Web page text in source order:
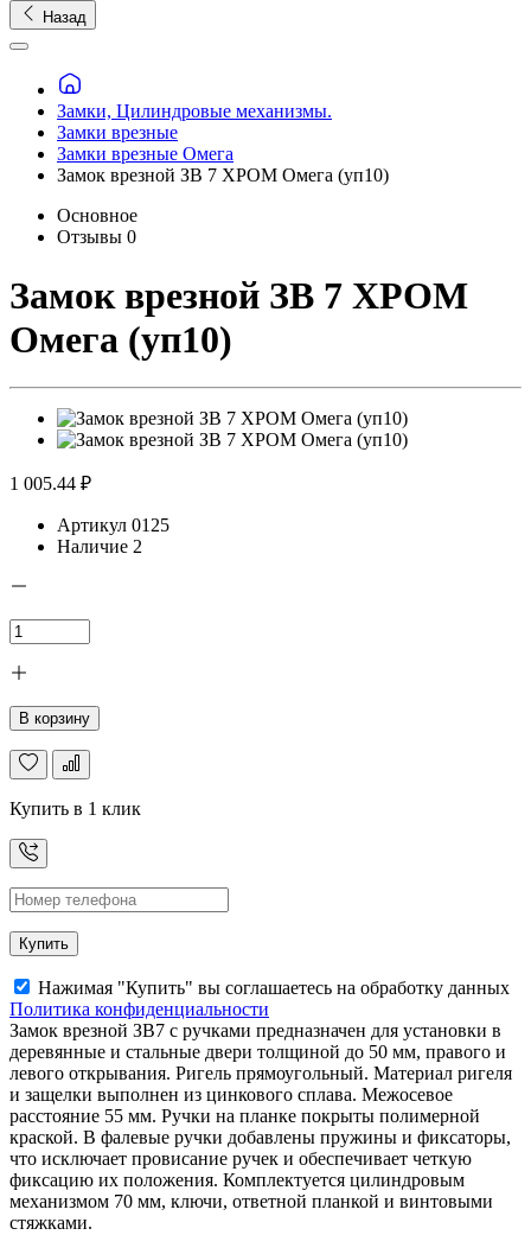
Назад
Замки, Цилиндровые механизмы.
Замки врезные
Замки врезные Омега
Замок врезной ЗВ 7 ХРОМ Омега (уп10)
Основное
Отзывы 0
Замок врезной ЗВ 7 ХРОМ
Омега (уп10)
1 005.44 ₽
Артикул 0125
Наличие 2
В корзину
Купить в 1 клик
Купить
Нажимая "Купить" вы соглашаетесь на обработку данных
Политика конфиденциальности
Замок врезной ЗВ7 с ручками предназначен для установки в
деревянные и стальные двери толщиной до 50 мм, правого и
левого открывания. Ригель прямоугольный. Материал ригеля
и защелки выполнен из цинкового сплава. Межосевое
расстояние 55 мм. Ручки на планке покрыты полимерной
краской. В фалевые ручки добавлены пружины и фиксаторы,
что исключает провисание ручек и обеспечивает четкую
фиксацию их положения. Комплектуется цилиндровым
механизмом 70 мм, ключи, ответной планкой и винтовыми
стяжками.